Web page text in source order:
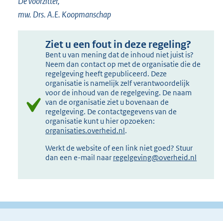
mw. Drs. A.E. Koopmanschap
Ziet u een fout in deze regeling?
Bent u van mening dat de inhoud niet juist is?
Neem dan contact op met de organisatie die de
regelgeving heeft gepubliceerd. Deze
organisatie is namelijk zelf verantwoordelijk
voor de inhoud van de regelgeving. De naam
van de organisatie ziet u bovenaan de
regelgeving. De contactgegevens van de
organisatie kunt u hier opzoeken:
organisaties.overheid.nl.
Werkt de website of een link niet goed? Stuur
dan een e-mail naar regelgeving@overheid.nl